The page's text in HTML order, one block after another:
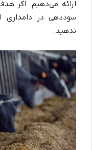
ارائه می‌دهیم. اگر
سوددهی در دامداری
ندهید.